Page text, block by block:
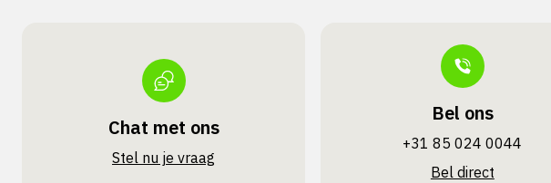
Chat met ons
Stel nu je vraag
Bel ons
+31 85 024 0044
Bel direct